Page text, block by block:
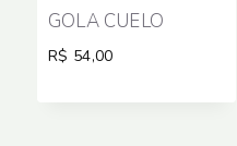
GOLA CUELO
R$ 54,00